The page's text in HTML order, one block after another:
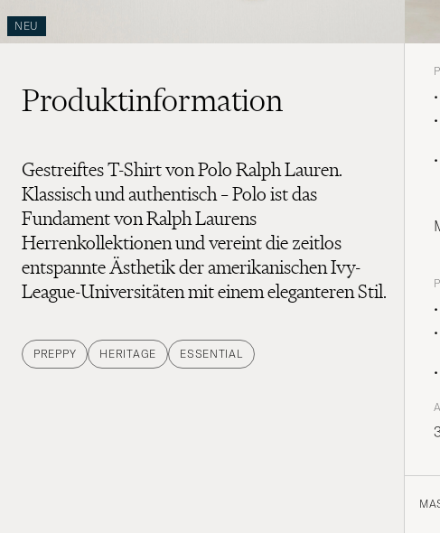
NEU
Produktinformation
Gestreiftes T-Shirt von Polo Ralph Lauren.
Klassisch und authentisch – Polo ist das
Fundament von Ralph Laurens
Herrenkollektionen und vereint die zeitlos
entspannte Ästhetik der amerikanischen Ivy-
League-Universitäten mit einem eleganteren Stil.
PREPPY HERITAGE ESSENTIAL